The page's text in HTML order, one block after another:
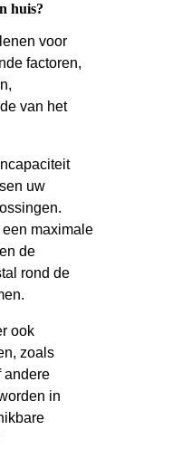
huis?
voor
factoren,
van het
uw
maximale
de
rond de
ook
zoals
andere
in